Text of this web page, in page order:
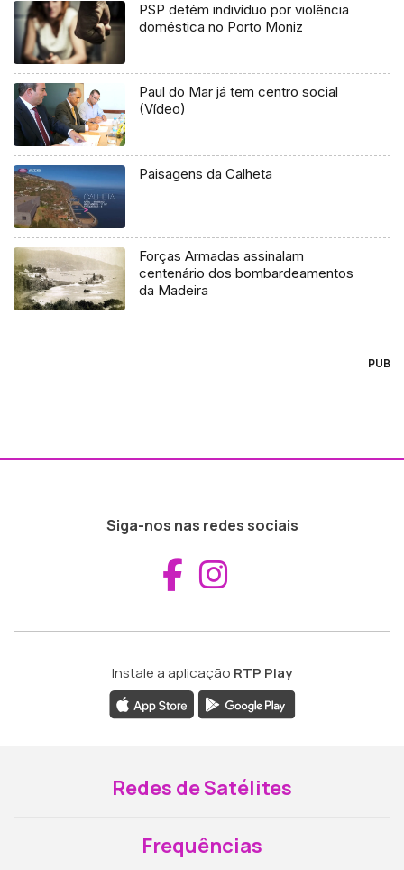
PSP detém indivíduo por violência
doméstica no Porto Moniz
Paul do Mar já tem centro social
(Vídeo)
Paisagens da Calheta
Forças Armadas assinalam
centenário dos bombardeamentos
da Madeira
PUB
Siga-nos nas redes sociais
Aceder ao
Instale a aplicação RTP Play
Redes de Satélites
Frequências